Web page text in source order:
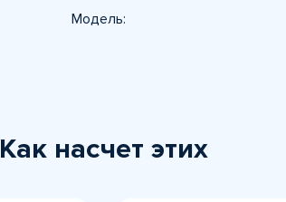
Модель:
Как насчет этих